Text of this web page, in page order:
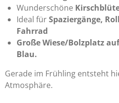
Wunderschöne
Ideal fürSpaziergänge,
Fahrrad
Große Wiese/Bolzplatz
Blau.
Gerade im Frühling entsteht
Atmosphäre.